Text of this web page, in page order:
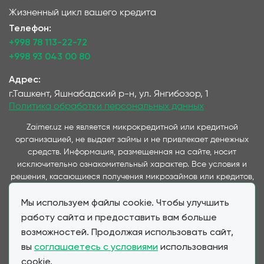
Мы используем файлы cookie. Чтобы улучшить
работу сайта и предоставить вам больше
возможностей. Продолжая использовать сайт,
вы соглашаетесь с условиями использования
cookie.
Жизненный цикл вашего кредита
Телефон:
+998 78 113-22-72
+998 93 043 00 80
Адрес:
г.Ташкент, Яшнабадский р-н, ул. Янгибозор, 1
Политика обработки персональных данных
Zaimer.uz не является микрокредитной или кредитной
организацией, не выдает займы и не привлекает денежных
средств. Информация, размещенная на сайте, носит
исключительно ознакомительный характер. Все условия и
решения, касающиеся получения микрозаймов или кредитов,
предоставляющими данные услуги и представленные на
данном сайте. Важно отметить, что условия займов и
соответствуют условиям, предоставляемым партнерскими
МФО и банками при прямом обращении клиента. Zaimer.uz